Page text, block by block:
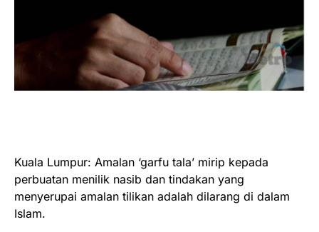
Kuala Lumpur: Amalan ‘garfu tala’ mirip kepada
perbuatan menilik nasib dan tindakan yang
menyerupai amalan tilikan adalah dilarang di dalam
Islam.